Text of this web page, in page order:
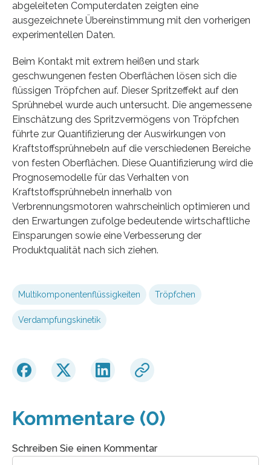
abgeleiteten Computerdaten zeigten eine
ausgezeichnete Übereinstimmung mit den vorherigen
experimentellen Daten.
Beim Kontakt mit extrem heißen und stark
geschwungenen festen Oberflächen lösen sich die
flüssigen Tröpfchen auf. Dieser Spritzeffekt auf den
Sprühnebel wurde auch untersucht. Die angemessene
Einschätzung des Spritzvermögens von Tröpfchen
führte zur Quantifizierung der Auswirkungen von
Kraftstoffsprühnebeln auf die verschiedenen Bereiche
von festen Oberflächen. Diese Quantifizierung wird die
Prognosemodelle für das Verhalten von
Kraftstoffsprühnebeln innerhalb von
Verbrennungsmotoren wahrscheinlich optimieren und
den Erwartungen zufolge bedeutende wirtschaftliche
Einsparungen sowie eine Verbesserung der
Produktqualität nach sich ziehen.
Multikomponentenflüssigkeiten Tröpfchen
Verdampfungskinetik
Kommentare (0)
Schreiben Sie einen Kommentar